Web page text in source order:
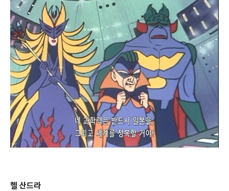
헬 산드라